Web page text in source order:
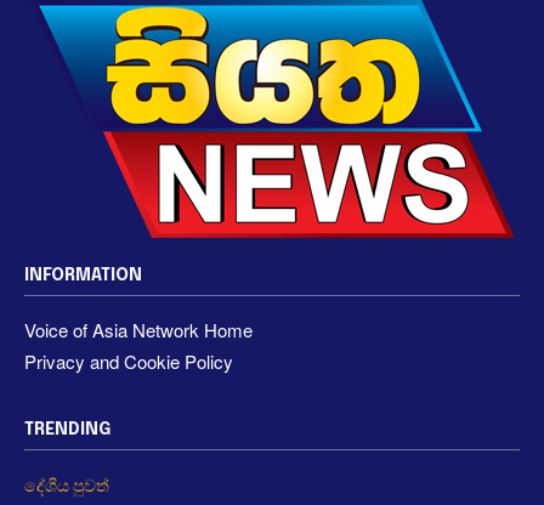
INFORMATION
Voice of Asia Network Home
Privacy and Cookie Policy
TRENDING
දේශීය පුවත්